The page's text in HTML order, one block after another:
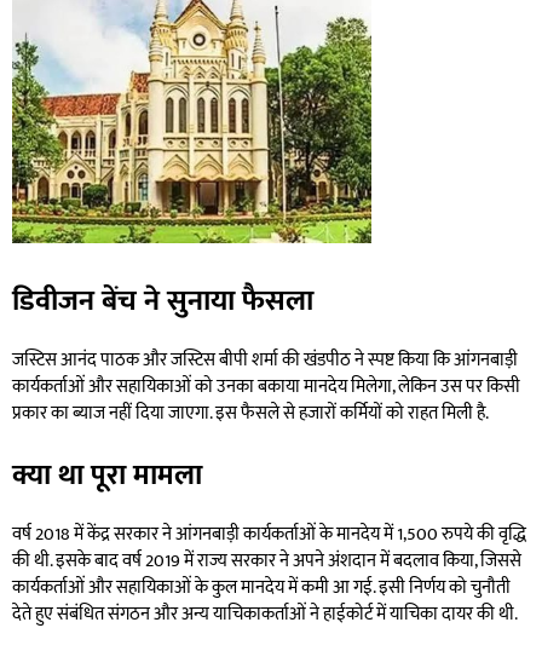
डिवीजन बेंच ने सुनाया फैसला
जस्टिस आनंद पाठक और जस्टिस बीपी शर्मा की खंडपीठ ने स्पष्ट किया कि आंगनबाड़ी
कार्यकर्ताओं और सहायिकाओं को उनका बकाया मानदेय मिलेगा, लेकिन उस पर किसी
प्रकार का ब्याज नहीं दिया जाएगा. इस फैसले से हजारों कर्मियों को राहत मिली है.
क्या था पूरा मामला
वर्ष 2018 में केंद्र सरकार ने आंगनबाड़ी कार्यकर्ताओं के मानदेय में 1,500 रुपये की वृद्धि
की थी. इसके बाद वर्ष 2019 में राज्य सरकार ने अपने अंशदान में बदलाव किया, जिससे
कार्यकर्ताओं और सहायिकाओं के कुल मानदेय में कमी आ गई. इसी निर्णय को चुनौती
देते हुए संबंधित संगठन और अन्य याचिकाकर्ताओं ने हाईकोर्ट में याचिका दायर की थी.